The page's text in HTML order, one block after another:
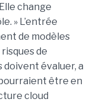
change
» L’entrée
de modèles
de
évaluer, a
être en
cloud